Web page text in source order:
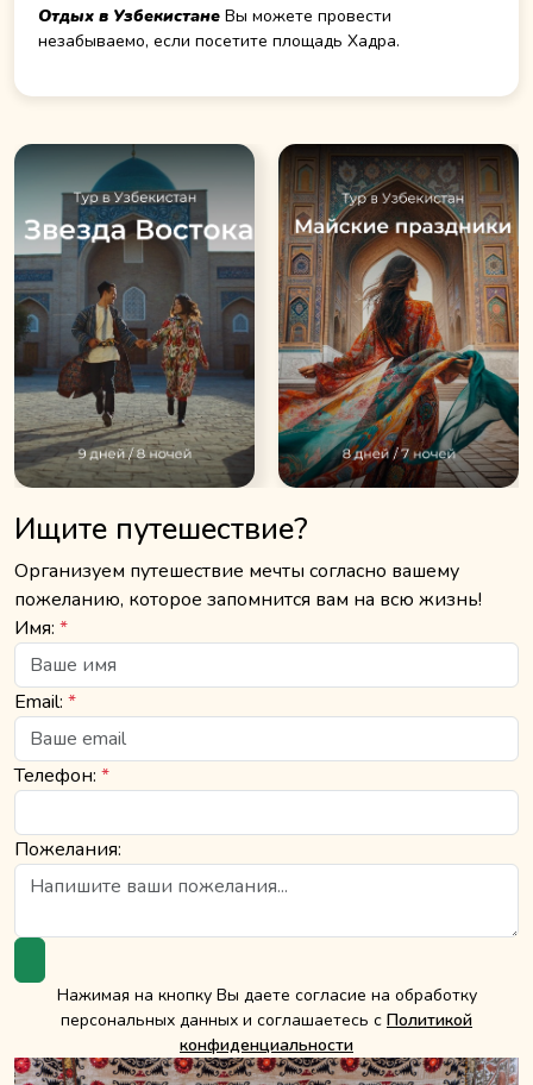
Отдых в Узбекистане Вы можете провести
незабываемо, если посетите площадь Хадра.
Ищите путешествие?
Организуем путешествие мечты согласно вашему
пожеланию, которое запомнится вам на всю жизнь!
Имя: *
Email: *
Телефон: *
Пожелания:
Нажимая на кнопку Вы даете согласие на обработку
персональных данных и соглашаетесь с Политикой
конфиденциальности